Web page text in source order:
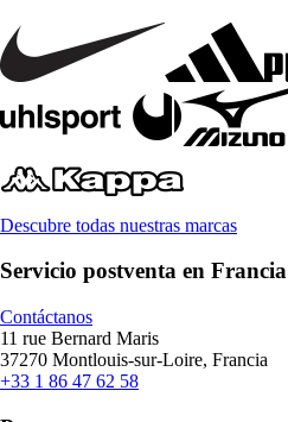
Descubre todas nuestras marcas
Servicio postventa en Francia
Contáctanos
11 rue Bernard Maris
37270 Montlouis-sur-Loire, Francia
+33 1 86 47 62 58